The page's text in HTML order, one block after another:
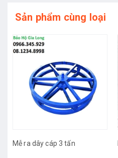
Sản phẩm cùng loại
Mễ ra dây cáp 3 tấn